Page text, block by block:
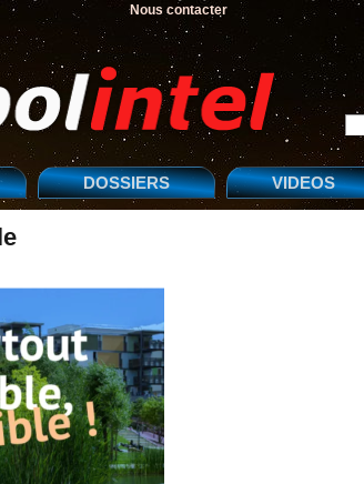
Nous contacter
DOSSIERS VIDEOS